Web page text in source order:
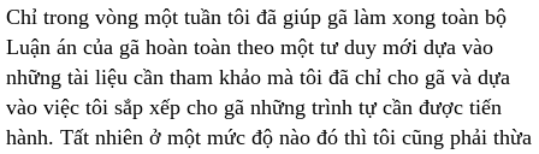
Chỉ trong vòng một tuần tôi đã giúp gã làm xong toàn bộ
Luận án của gã hoàn toàn theo một tư duy mới dựa vào
những tài liệu cần tham khảo mà tôi đã chỉ cho gã và dựa
vào việc tôi sắp xếp cho gã những trình tự cần được tiến
hành. Tất nhiên ở một mức độ nào đó thì tôi cũng phải thừa